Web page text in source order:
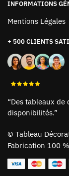
INFORMATIONS
Mentions Légales
+ 500 CLIENTS
“Des tableaux
disponibilités.”
© Tableau
Fabrication 100